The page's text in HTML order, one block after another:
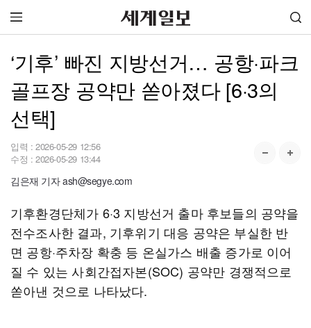
‘기후’ 빠진 지방선거… 공항·파크
골프장 공약만 쏟아졌다 [6·3의
선택]
입력 : 2026-05-29 12:56
수정 : 2026-05-29 13:44
김은재 기자 ash@segye.com
기후환경단체가 6·3 지방선거 출마 후보들의 공약을
전수조사한 결과, 기후위기 대응 공약은 부실한 반
면 공항·주차장 확충 등 온실가스 배출 증가로 이어
질 수 있는 사회간접자본(SOC) 공약만 경쟁적으로
쏟아낸 것으로 나타났다.